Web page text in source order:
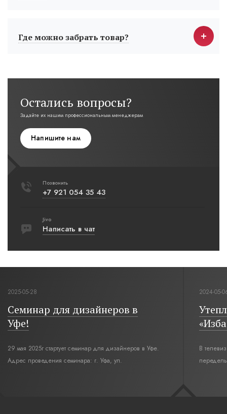
Где можно забрать товар?
Остались вопросы?
Задайте их нашим профессиональным менеджерам
Напишите нам
Позвонить
+7 921 054 35 43
Jivo
Написать в чат
2025-05-28
Семинар для дизайнеров в
Уфе!
29 мая 2025г стартует семинар для дизайнеров в Уфе.
Адрес проведения семинара: г. Уфа, ул.
2024-05-
В